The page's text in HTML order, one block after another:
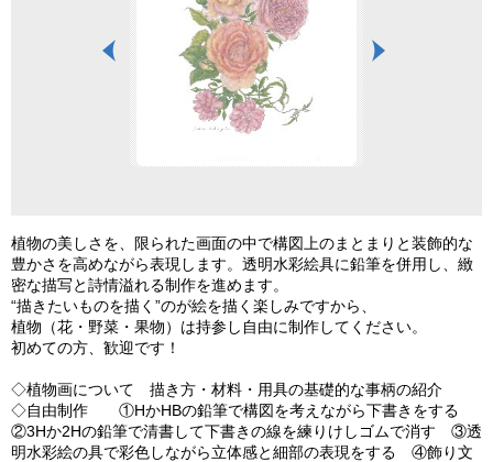
植物の美しさを、限られた画面の中で構図上のまとまりと装飾的な
豊かさを高めながら表現します。透明水彩絵具に鉛筆を併用し、緻
密な描写と詩情溢れる制作を進めます。
“描きたいものを描く”のが絵を描く楽しみですから、
植物（花・野菜・果物）は持参し自由に制作してください。
初めての方、歓迎です！
◇植物画について 描き方・材料・用具の基礎的な事柄の紹介
◇自由制作 ①HかHBの鉛筆で構図を考えながら下書きをする
②3Hか2Hの鉛筆で清書して下書きの線を練りけしゴムで消す ③透
明水彩絵の具で彩色しながら立体感と細部の表現をする ④飾り文